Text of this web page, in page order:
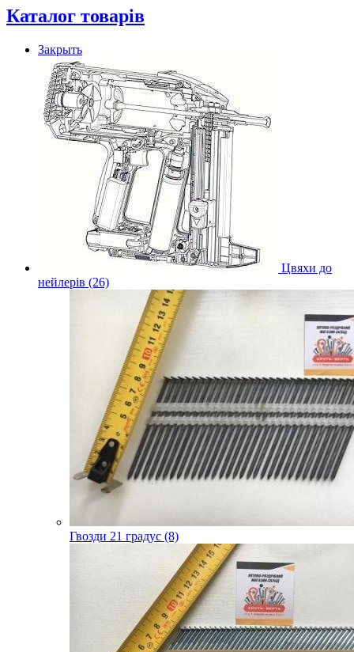
Каталог товарів
Закрыть
Цвяхи до
нейлерів (26)
Гвозди 21 градус (8)